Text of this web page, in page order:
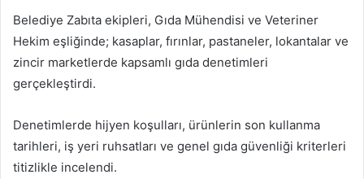
Belediye Zabıta ekipleri, Gıda Mühendisi ve Veteriner
Hekim eşliğinde; kasaplar, fırınlar, pastaneler, lokantalar ve
zincir marketlerde kapsamlı gıda denetimleri
gerçekleştirdi.
Denetimlerde hijyen koşulları, ürünlerin son kullanma
tarihleri, iş yeri ruhsatları ve genel gıda güvenliği kriterleri
titizlikle incelendi.